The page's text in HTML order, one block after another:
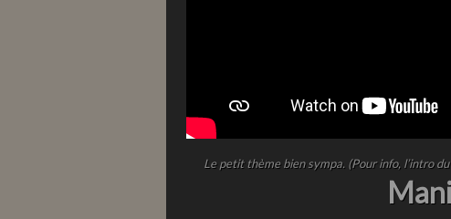
Le petit thème bien sympa. (Pour info, l’intro